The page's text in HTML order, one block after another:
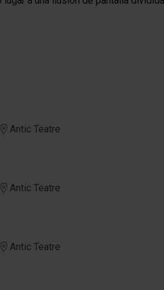
Antic Teatre
Antic Teatre
Antic Teatre